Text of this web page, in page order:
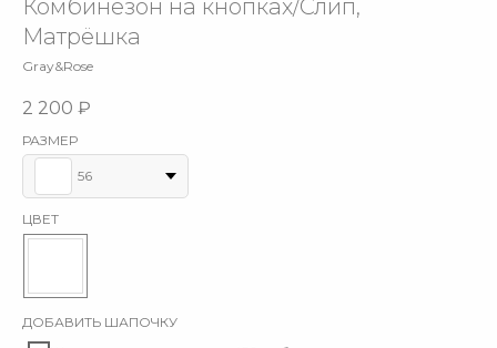
Комбинезон на кнопках/Слип,
Матрёшка
Gray&Rose
2 200 ₽
РАЗМЕР
56
ЦВЕТ
ДОБАВИТЬ ШАПОЧКУ